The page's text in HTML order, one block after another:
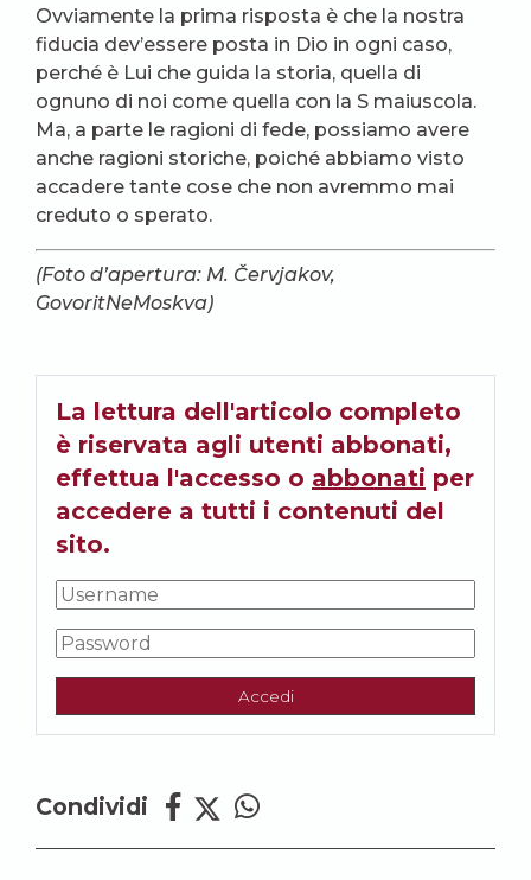
Ovviamente la prima risposta è che la nostra
fiducia dev’essere posta in Dio in ogni caso,
perché è Lui che guida la storia, quella di
ognuno di noi come quella con la S maiuscola.
Ma, a parte le ragioni di fede, possiamo avere
anche ragioni storiche, poiché abbiamo visto
accadere tante cose che non avremmo mai
creduto o sperato.
(Foto d’apertura: M. Červjakov,
GovoritNeMoskva)
La lettura dell'articolo completo
è riservata agli utenti abbonati,
effettua l'accesso o abbonati per
accedere a tutti i contenuti del
sito.
Accedi
Condividi